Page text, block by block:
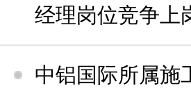
经理岗位竞争上
中铝国际所属施